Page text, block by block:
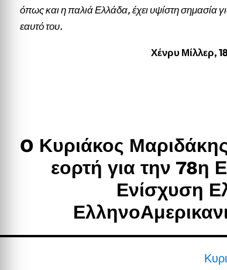
όπως και η παλιά Ελλάδα, έχει υψίστη σημασία
εαυτό του.
Χένρυ Μίλλερ,
O Κυριάκος
εορτή για την 78η
Ενίσχυση